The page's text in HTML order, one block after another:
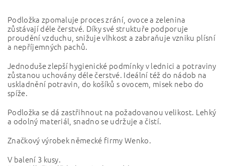
Podložka zpomaluje proces zrání, ovoce a zelenina
zůstávají déle čerstvé. Díky své struktuře podporuje
proudění vzduchu, snižuje vlhkost a zabraňuje vzniku plísní
a nepříjemných pachů.
Jednoduše zlepší hygienické podmínky v lednici a potraviny
zůstanou uchovány déle čerstvé. Ideální též do nádob na
uskladnění potravin, do košíků s ovocem, misek nebo do
spíže.
Podložka se dá zastřihnout na požadovanou velikost. Lehký
a odolný materiál, snadno se udržuje a čistí.
Značkový výrobek německé firmy Wenko.
V balení 3 kusy.